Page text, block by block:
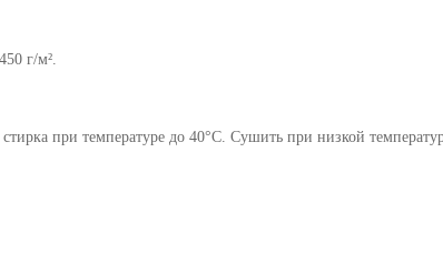
г/м².
при температуре до 40°C. Сушить при низкой